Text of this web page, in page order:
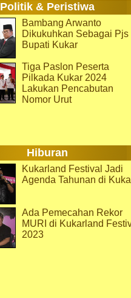
Politik & Peristiwa
Bambang Arwanto
Dikukuhkan Sebagai Pjs
Bupati Kukar
Tiga Paslon Peserta
Pilkada Kukar 2024
Lakukan Pencabutan
Nomor Urut
Hiburan
Kukarland Festival Jadi
Agenda Tahunan di
Ada Pemecahan Rekor
MURI di Kukarland
2023